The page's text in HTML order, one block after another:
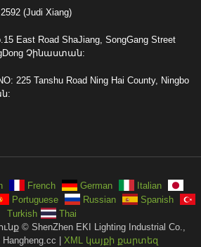
(Judi Xiang)
East Road ShaJiang, SongGang Street
Չինաստան:
Tanshu Road Ning Hai County, Ningbo
French German
Italian
Portuguese Russian
Spanish
Turkish
Thai
© ShenZhen EKI Lighting Industrial Co.,
| XML կայքի քարտեզ